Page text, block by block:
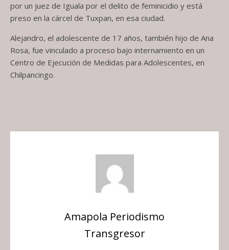
por un juez de Iguala por el delito de feminicidio y está
preso en la cárcel de Tuxpan, en esa ciudad.
Alejandro, el adolescente de 17 años, también hijo de Ana
Rosa, fue vinculado a proceso bajo internamiento en un
Centro de Ejecución de Medidas para Adolescentes, en
Chilpancingo.
Amapola Periodismo
Transgresor